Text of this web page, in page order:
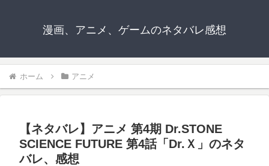
漫画、アニメ、ゲームのネタバレ感想
ホーム アニメ
【ネタバレ】アニメ 第4期 Dr.STONE
SCIENCE FUTURE 第4話「Dr.Ｘ」のネタ
バレ、感想